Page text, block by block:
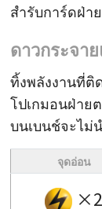
สำรับการ์ดฝ่าย
ดาวกระจา
ทิ้งพลังงานที่ติ
โปเกมอนฝ่าย
บนเบนช์จะไ
จุดอ่อน
×2